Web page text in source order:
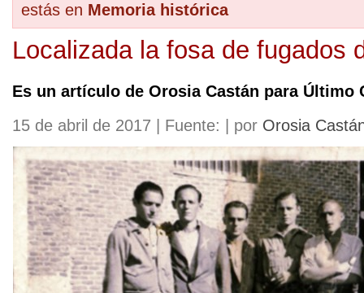
estás en Memoria histórica
Localizada la fosa de fugados
Es un artículo de Orosia Castán para Último
15 de abril de 2017 | Fuente: | por Orosia